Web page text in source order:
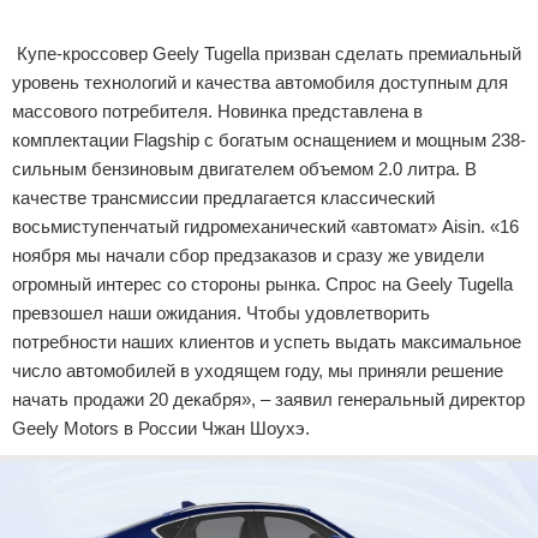
Купе-кроссовер Geely Tugella призван сделать премиальный
уровень технологий и качества автомобиля доступным для
массового потребителя. Новинка представлена в
комплектации Flagship с богатым оснащением и мощным 238-
сильным бензиновым двигателем объемом 2.0 литра. В
качестве трансмиссии предлагается классический
восьмиступенчатый гидромеханический «автомат» Aisin. «16
ноября мы начали сбор предзаказов и сразу же увидели
огромный интерес со стороны рынка. Спрос на Geely Tugella
превзошел наши ожидания. Чтобы удовлетворить
потребности наших клиентов и успеть выдать максимальное
число автомобилей в уходящем году, мы приняли решение
начать продажи 20 декабря», – заявил генеральный директор
Geely Motors в России Чжан Шоухэ.